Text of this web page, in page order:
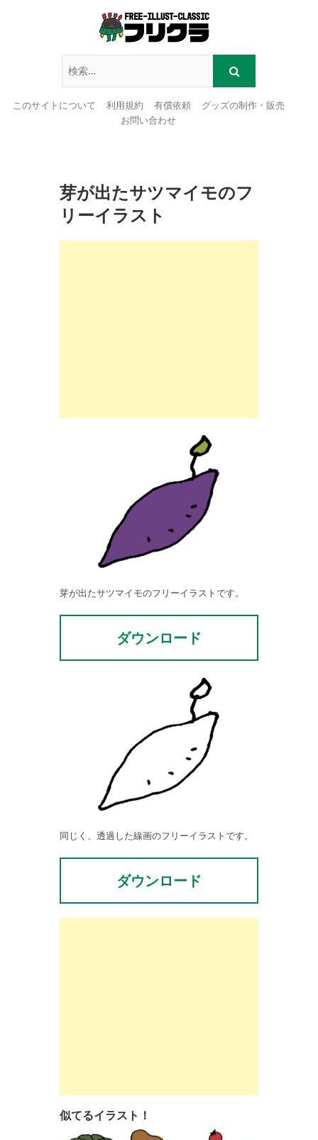
このサイトについて 利用規約 有償依頼
グッズの制作・販売
お問い合わせ
芽が出たサツマイモのフ
リーイラスト
芽が出たサツマイモのフリーイラストです。
ダウンロード
同じく、透過した線画のフリーイラストです。
ダウンロード
似てるイラスト！